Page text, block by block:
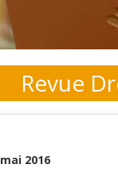
Revue
mai 2016